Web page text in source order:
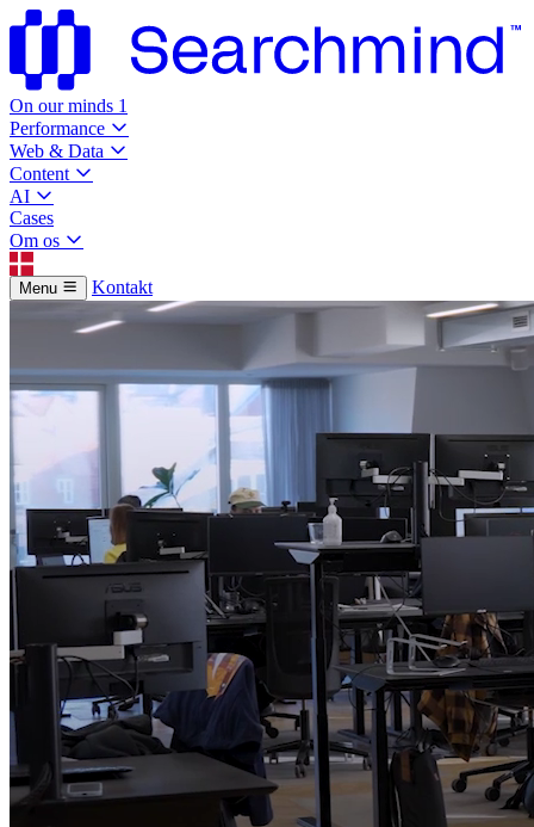
On our minds 1
Performance
Web & Data
Content
AI
Cases
Om os
Menu Kontakt